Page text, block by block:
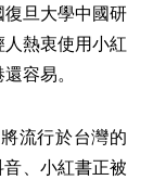
旦大學中國研
熱衷使用小紅
容易。
流行於台灣的
、小紅書正被